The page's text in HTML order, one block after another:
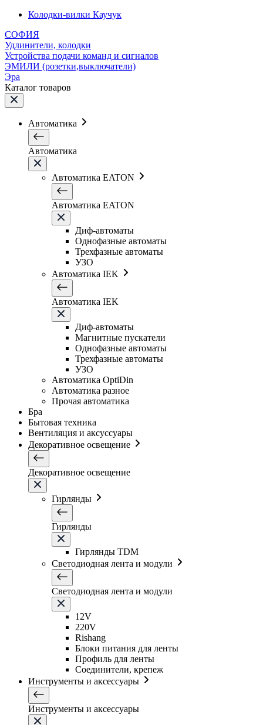
Колодки-вилки Каучук
СОФИЯ
Удлинители, колодки
Устройства подачи команд и сигналов
ЭМИЛИ (розетки,выключатели)
Эра
Каталог товаров
Автоматика
Автоматика
Автоматика EATON
Автоматика EATON
Диф-автоматы
Однофазные автоматы
Трехфазные автоматы
УЗО
Автоматика IEK
Автоматика IEK
Диф-автоматы
Магнитные пускатели
Однофазные автоматы
Трехфазные автоматы
УЗО
Автоматика OptiDin
Автоматика разное
Прочая автоматика
Бра
Бытовая техника
Вентиляция и аксуссуары
Декоративное освещение
Декоративное освещение
Гирлянды
Гирлянды
Гирлянды TDM
Светодиодная лента и модули
Светодиодная лента и модули
12V
220V
Rishang
Блоки питания для ленты
Профиль для ленты
Соединители, крепеж
Инструменты и аксессуары
Инструменты и аксессуары